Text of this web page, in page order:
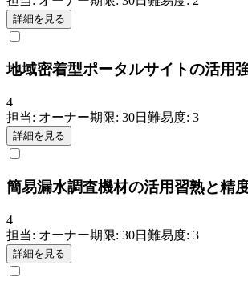
詳細を見る
地域密着型ポータルサイトの活用
4
担当: オーナー期限: 30日 難易度: 3
詳細を見る
簡易漏水調査機材の活用習熟と精
4
担当: オーナー期限: 30日 難易度: 3
詳細を見る